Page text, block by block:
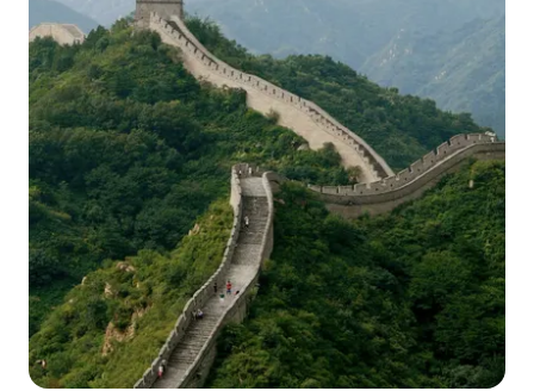
查看所有英孚提供的课程
办公室
查找您附近的办公室
关于我们
企业文化
职业发展
加入我们